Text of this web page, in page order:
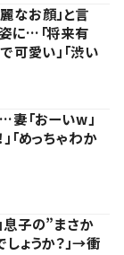
なお顔」と言
に…「将来有
可愛い」「渋い
妻「おーいw」
「めっちゃわか
息子の”まさか
ょうか？」→衝